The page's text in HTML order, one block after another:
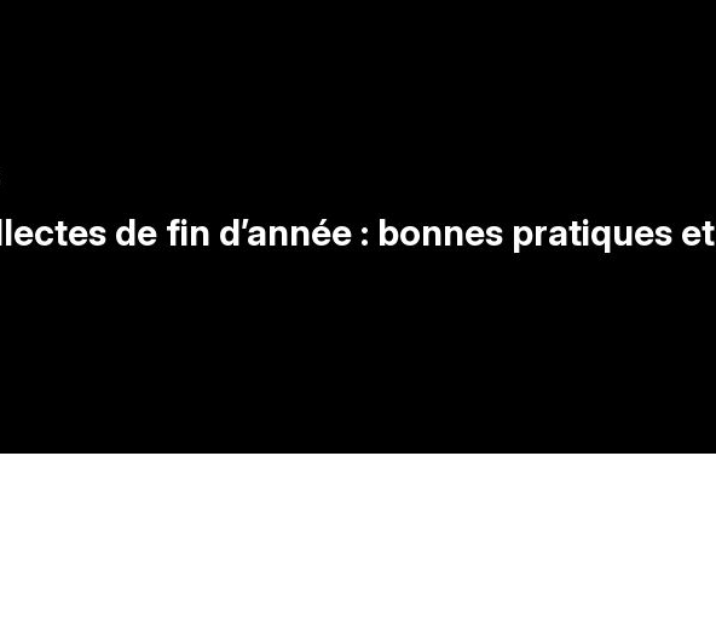
de fin d’année : bonnes pratiques et